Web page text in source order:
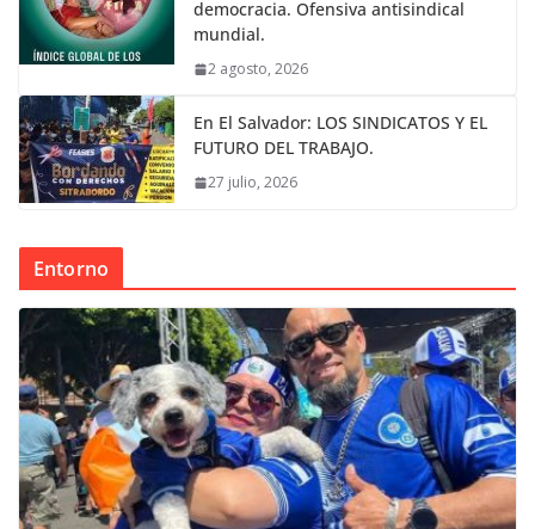
democracia. Ofensiva antisindical
mundial.
2 agosto, 2026
En El Salvador: LOS SINDICATOS Y EL
FUTURO DEL TRABAJO.
27 julio, 2026
Entorno